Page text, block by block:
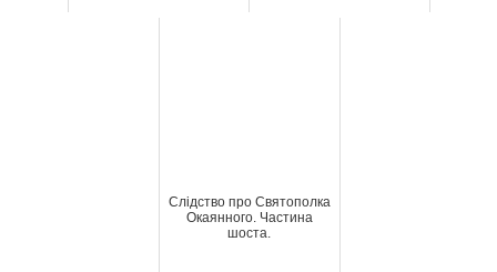
Слідство про Святополка
Окаянного. Частина
шоста.